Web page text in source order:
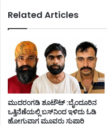
Related Articles
ಮುದರಂಗಡಿ ಶೂಟೌಟ್ :ಬೈಂದೂರಿನ
ಒತ್ತಿನೆಣೆಯಲ್ಲಿ ಬಸ್‌ನಿಂದ ಇಳಿದು ಓಡಿ
ಹೋಗುವಾಗ ಮೂವರು ಸುಪಾರಿ